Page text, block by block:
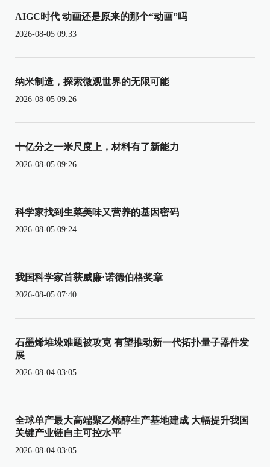
AIGC时代 动画还是原来的那个“动画”吗
2026-08-05 09:33
纳米制造，探索微观世界的无限可能
2026-08-05 09:26
十亿分之一米尺度上，材料有了新能力
2026-08-05 09:26
科学家找到生菜美味又营养的基因密码
2026-08-05 09:24
我国科学家首获威廉·诺德伯格奖章
2026-08-05 07:40
石墨烯堆垛难题被攻克 有望推动新一代拓扑量子器件发
展
2026-08-04 03:05
全球单产最大高端聚乙烯醇生产基地建成 大幅提升我国
关键产业链自主可控水平
2026-08-04 03:05